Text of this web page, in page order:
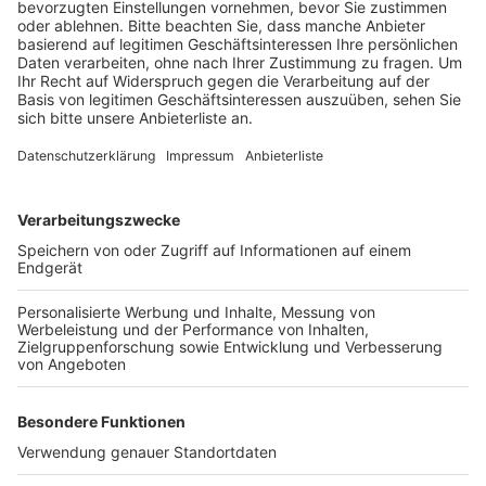
Anzeige
Gemeinsam mit den Großeltern, der Tante oder den
Geschwistern haben über 30 Familien mit den Bäumen
ein „grünes Denkmal“ für ihre Kinder gesetzt. Jeder
wiederzufinden, heißt es. Über 300 Obstbäume sind
auf diese Weise seit 2016 gepflanzt worden.
Storchenwiesen gibt es in Elsdorf, Esch, Grouven und
Niederembt.
Anzeige